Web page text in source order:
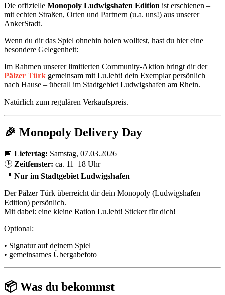
Die offizielle Monopoly Ludwigshafen Edition ist erschienen –
mit echten Straßen, Orten und Partnern (u.a. uns!) aus unserer
AnkerStadt.
Wenn du dir das Spiel ohnehin holen wolltest, hast du hier eine
besondere Gelegenheit:
Im Rahmen unserer limitierten Community-Aktion bringt dir der
Pälzer Türk gemeinsam mit Lu.lebt! dein Exemplar persönlich
nach Hause – überall im Stadtgebiet Ludwigshafen am Rhein.
Natürlich zum regulären Verkaufspreis.
🎉 Monopoly Delivery Day
📅 Liefertag: Samstag, 07.03.2026
🕒 Zeitfenster: ca. 11–18 Uhr
📍 Nur im Stadtgebiet Ludwigshafen
Der Pälzer Türk überreicht dir dein Monopoly (Ludwigshafen
Edition) persönlich.
Mit dabei: eine kleine Ration Lu.lebt! Sticker für dich!
Optional:
• Signatur auf deinem Spiel
• gemeinsames Übergabefoto
📦 Was du bekommst